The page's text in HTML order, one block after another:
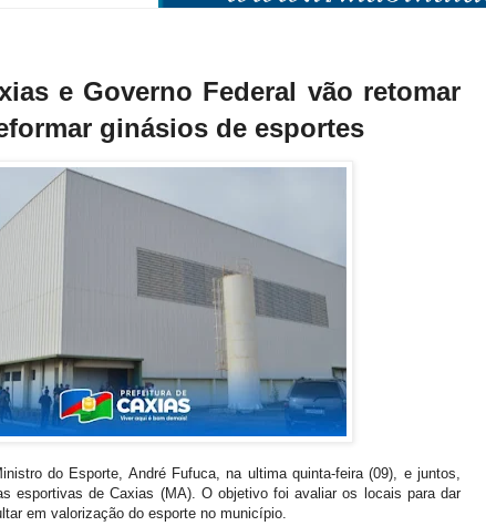
e Governo Federal vão retomar
ginásios de esportes
do Esporte, André Fufuca, na ultima quinta-feira (09), e juntos,
esportivas de Caxias (MA). O objetivo foi avaliar os locais para dar
em valorização do esporte no município.